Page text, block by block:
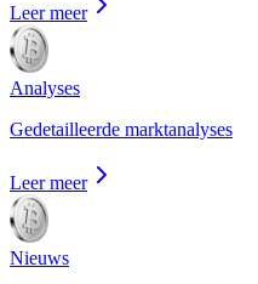
Leer meer
Analyses
Gedetailleerde marktanalyses
Leer meer
Nieuws